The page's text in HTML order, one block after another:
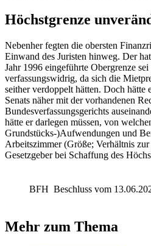
Höchstgrenze
Nebenher fegten die obersten
Einwand des Juristen hinweg. Der
Jahr 1996 eingeführte Obergrenze
verfassungswidrig, da sich die
seither verdoppelt hätten. Doch hätte
Senats näher mit der vorhandenen
Bundesverfassungsgerichts
hätte er darlegen müssen, von
Grundstücks-)Aufwendungen und
Arbeitszimmer (Größe; Verhältnis
Gesetzgeber bei Schaffung des
BFH Beschluss vom
Mehr zum Thema